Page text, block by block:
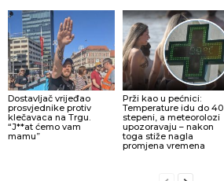
Dostavljač vrijeđao
prosvjednike protiv
klečavaca na Trgu.
“J**at ćemo vam
mamu”
Prži kao u pećnici:
Temperature idu do 40
stepeni, a meteorolozi
upozoravaju – nakon
toga stiže nagla
promjena vremena